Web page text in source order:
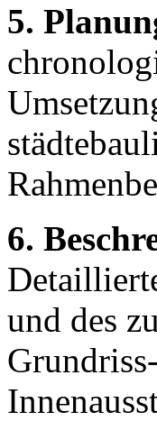
5.
6.
und des